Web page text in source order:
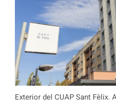
Exterior del CUAP Sant Fèlix.